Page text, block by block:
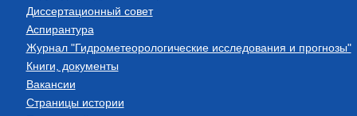
Диссертационный совет
Аспирантура
Журнал "Гидрометеорологические исследования и прогнозы"
Книги, документы
Вакансии
Страницы истории